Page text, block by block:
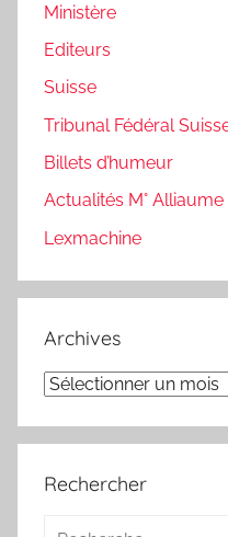
Ministère
Editeurs
Suisse
Tribunal Fédéral
Billets d’humeur
Actualités M° Alliaume
Lexmachine
Archives
Archives
Rechercher
Recherche